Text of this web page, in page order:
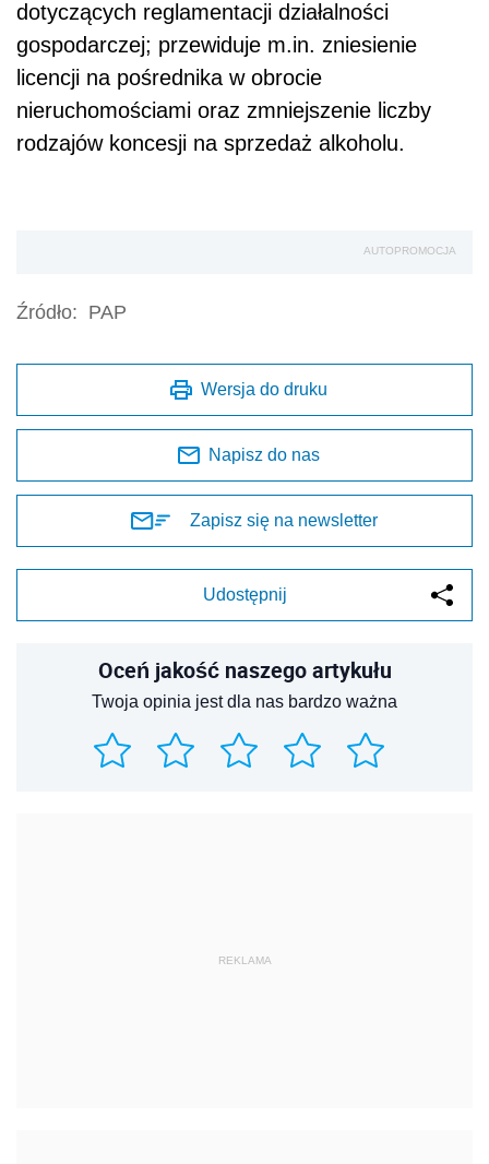
dotyczących reglamentacji działalności
gospodarczej; przewiduje m.in. zniesienie
licencji na pośrednika w obrocie
nieruchomościami oraz zmniejszenie liczby
rodzajów koncesji na sprzedaż alkoholu.
AUTOPROMOCJA
Źródło: PAP
Wersja do druku
Napisz do nas
Zapisz się na newsletter
Udostępnij
Oceń jakość naszego artykułu
Twoja opinia jest dla nas bardzo ważna
REKLAMA